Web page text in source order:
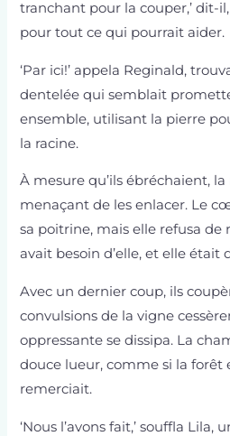
tranchant pour la couper,’ dit-
pour tout ce qui pourrait aider.
‘Par ici!’ appela Reginald,
dentelée qui semblait
ensemble, utilisant la pierre
la racine.
À mesure qu’ils ébréchaient,
menaçant de les enlacer. Le
sa poitrine, mais elle refusa de
avait besoin d’elle, et elle était
Avec un dernier coup, ils
convulsions de la vigne
oppressante se dissipa. La
douce lueur, comme si la forêt
remerciait.
‘Nous l’avons fait,’ souffla Lila,